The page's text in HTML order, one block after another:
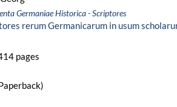
Germaniae Historica - Scriptores
rerum Germanicarum in usum
pages